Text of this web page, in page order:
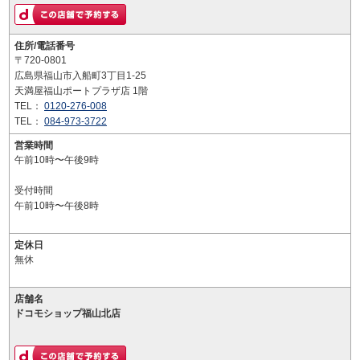
住所/電話番号
〒720-0801
広島県福山市入船町3丁目1-25
天満屋福山ポートプラザ店 1階
TEL： 0120-276-008
TEL： 084-973-3722
営業時間
午前10時〜午後9時
受付時間
午前10時〜午後8時
定休日
無休
店舗名
ドコモショップ福山北店